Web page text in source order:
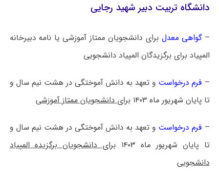
دانشگاه تربیت دبیر شهید رجایی
–گواهی معدل برای دانشجویان ممتاز آموزشی یا نامه دبیرخانه
المپیاد برای برگزیدگان المپیاد دانشجویی
– فرم درخواست و تعهد به دانش آموختگی در هشت نیم سال و
تا پایان شهریور ماه ۱۴۰۳
برای دانشجویان ممتاز آموزشی
– فرم درخواست و تعهد به دانش آموختگی در هشت نیم سال و
تا پایان شهریور ماه ۱۴۰۳
برای دانشجویان برگزیده المپیاد
دانشجویی